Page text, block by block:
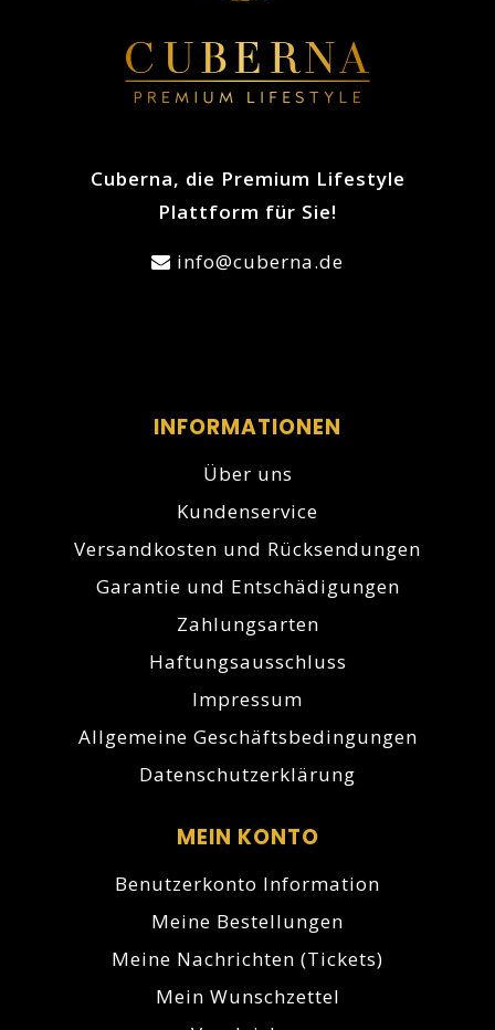
Cuberna, die Premium Lifestyle
Plattform für Sie!
info@cuberna.de
INFORMATIONEN
Über uns
Kundenservice
Versandkosten und Rücksendungen
Garantie und Entschädigungen
Zahlungsarten
Haftungsausschluss
Impressum
Allgemeine Geschäftsbedingungen
Datenschutzerklärung
MEIN KONTO
Benutzerkonto Information
Meine Bestellungen
Meine Nachrichten (Tickets)
Mein Wunschzettel